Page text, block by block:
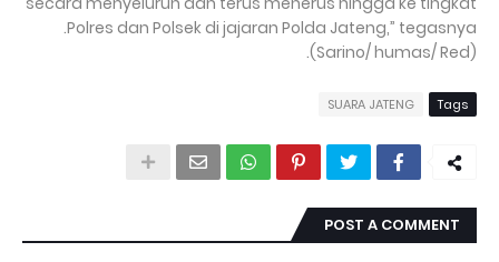
Polres dan Polsek di jajaran Polda Jateng,” tegasnya.
(Sarino/ humas/ Red).
Tags
SUARA JATENG
POST A COMMENT